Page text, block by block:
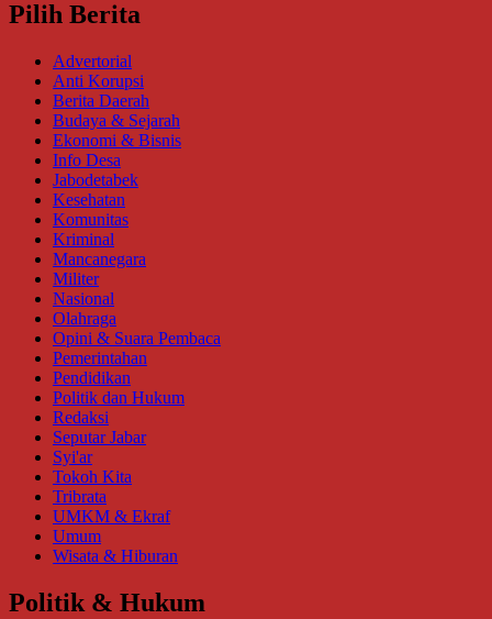
Pilih Berita
Advertorial
Anti Korupsi
Berita Daerah
Budaya & Sejarah
Ekonomi & Bisnis
Info Desa
Jabodetabek
Kesehatan
Komunitas
Kriminal
Mancanegara
Militer
Nasional
Olahraga
Opini & Suara Pembaca
Pemerintahan
Pendidikan
Politik dan Hukum
Redaksi
Seputar Jabar
Syi'ar
Tokoh Kita
Tribrata
UMKM & Ekraf
Umum
Wisata & Hiburan
Politik & Hukum